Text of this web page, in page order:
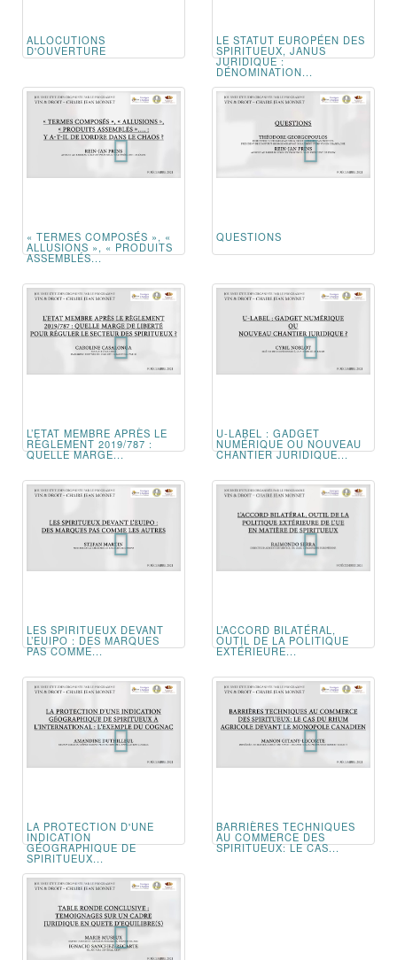
ALLOCUTIONS
D'OUVERTURE
LE STATUT EUROPÉEN DES
SPIRITUEUX, JANUS
JURIDIQUE :
DÉNOMINATION...
« TERMES COMPOSÉS », «
ALLUSIONS », « PRODUITS
ASSEMBLÉS...
QUESTIONS
L’ETAT MEMBRE APRÈS LE
RÈGLEMENT 2019/787 :
QUELLE MARGE...
U-LABEL : GADGET
NUMÉRIQUE OU NOUVEAU
CHANTIER JURIDIQUE...
LES SPIRITUEUX DEVANT
L’EUIPO : DES MARQUES
PAS COMME...
L’ACCORD BILATÉRAL,
OUTIL DE LA POLITIQUE
EXTÉRIEURE...
LA PROTECTION D'UNE
INDICATION
GÉOGRAPHIQUE DE
SPIRITUEUX...
BARRIÈRES TECHNIQUES
AU COMMERCE DES
SPIRITUEUX: LE CAS...